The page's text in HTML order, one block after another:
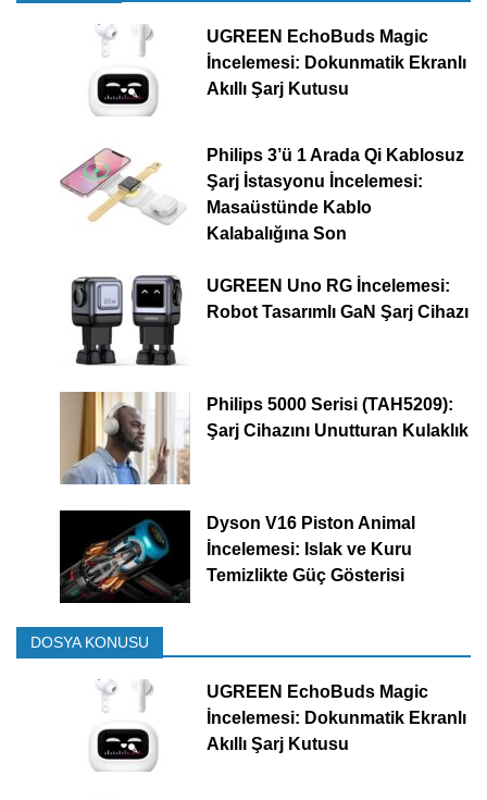
UGREEN EchoBuds Magic
İncelemesi: Dokunmatik Ekranlı
Akıllı Şarj Kutusu
Philips 3’ü 1 Arada Qi Kablosuz
Şarj İstasyonu İncelemesi:
Masaüstünde Kablo
Kalabalığına Son
UGREEN Uno RG İncelemesi:
Robot Tasarımlı GaN Şarj Cihazı
Philips 5000 Serisi (TAH5209):
Şarj Cihazını Unutturan Kulaklık
Dyson V16 Piston Animal
İncelemesi: Islak ve Kuru
Temizlikte Güç Gösterisi
DOSYA KONUSU
UGREEN EchoBuds Magic
İncelemesi: Dokunmatik Ekranlı
Akıllı Şarj Kutusu